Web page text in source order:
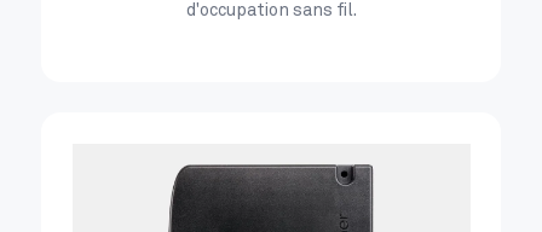
d'occupation sans fil.